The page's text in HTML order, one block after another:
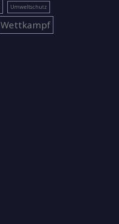
Umweltschutz
Wettkampf